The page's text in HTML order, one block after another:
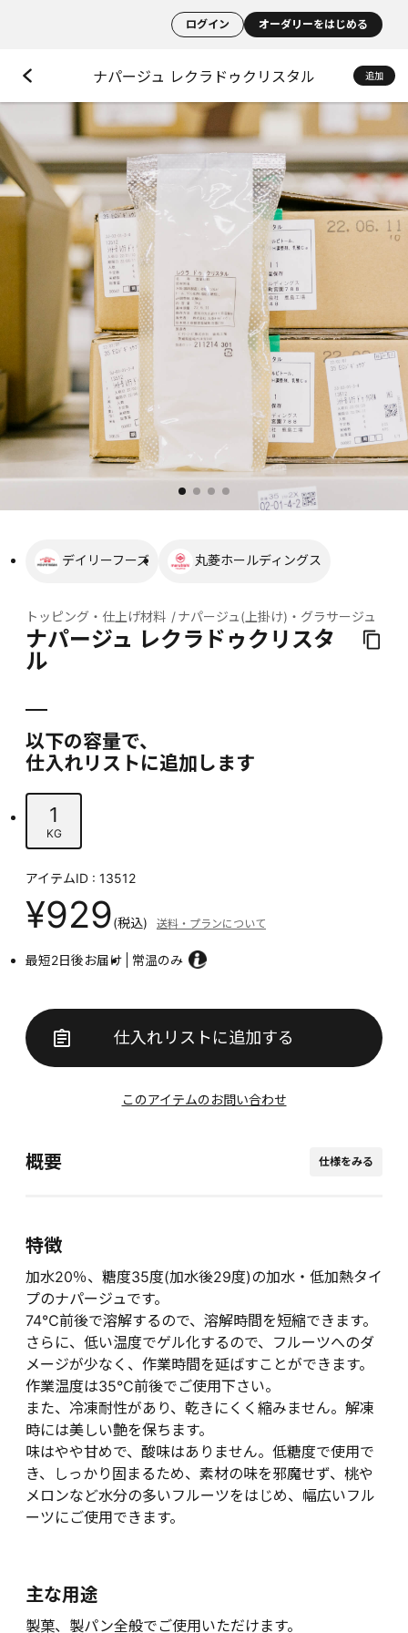
ログイン オーダリーをはじめる
ナパージュ レクラドゥクリスタル 追加
デイリーフーズ 丸菱ホールディングス
トッピング・仕上げ材料 ナパージュ(上掛け)・グラサージュ
ナパージュ レクラドゥクリスタ
ル
以下の容量で、
仕入れリストに追加します
1
KG
アイテムID : 13512
¥929(税込) 送料・プランについて
最短2日後お届け 常温のみ
仕入れリストに追加する
このアイテムのお問い合わせ
概要 仕様をみる
特徴
加水20％、糖度35度(加水後29度)の加水・低加熱タイ
プのナパージュです。
74℃前後で溶解するので、溶解時間を短縮できます。
さらに、低い温度でゲル化するので、フルーツへのダ
メージが少なく、作業時間を延ばすことができます。
作業温度は35℃前後でご使用下さい。
また、冷凍耐性があり、乾きにくく縮みません。解凍
時には美しい艶を保ちます。
味はやや甘めで、酸味はありません。低糖度で使用で
き、しっかり固まるため、素材の味を邪魔せず、桃や
メロンなど水分の多いフルーツをはじめ、幅広いフル
ーツにご使用できます。
主な用途
製菓、製パン全般でご使用いただけます。